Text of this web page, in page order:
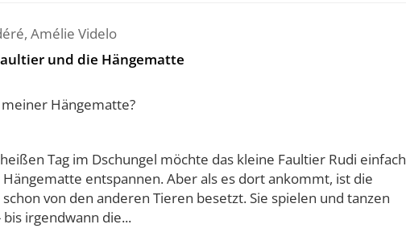
, Amélie Videlo
und die Hängematte
Hängematte?
Tag im Dschungel möchte das kleine Faultier Rudi einfach
entspannen. Aber als es dort ankommt, ist die
von den anderen Tieren besetzt. Sie spielen und tanzen
irgendwann die...